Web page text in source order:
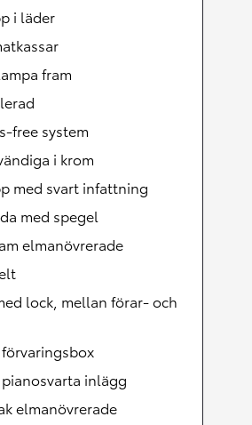
i läder
fram
free system
i krom
med svart infattning
med spegel
elmanövrerade
lock, mellan förar- och
inlägg
elmanövrerade